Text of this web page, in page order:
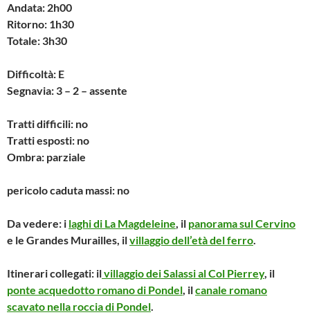
Andata: 2h00
Ritorno: 1h30
Totale: 3h30
Difficoltà: E
Segnavia: 3 – 2 – assente
Tratti difficili: no
Tratti esposti: no
Ombra: parziale
pericolo caduta massi: no
Da vedere: i laghi di La Magdeleine, il panorama sul Cervino
e le Grandes Murailles, ilvillaggio dell’età del ferro.
Itinerari collegati: ilvillaggio dei Salassi al Col Pierrey, il
ponte acquedotto romano di Pondel, ilcanale romano
scavato nella roccia di Pondel.